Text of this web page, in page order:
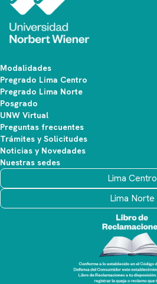
Modalidades
Pregrado Lima Centro
Pregrado Lima Norte
Posgrado
UNW Virtual
Preguntas frecuentes
Trámites y Solicitudes
Noticias y Novedades
Nuestras sedes
Lima Centro
Lima Norte